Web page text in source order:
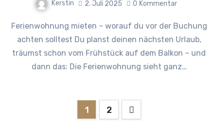
Kerstin 2. Juli 2025 0 Kommentar
Ferienwohnung mieten – worauf du vor der Buchung
achten solltest Du planst deinen nächsten Urlaub,
träumst schon vom Frühstück auf dem Balkon – und
dann das: Die Ferienwohnung sieht ganz…
Seitennummerierung
1 2